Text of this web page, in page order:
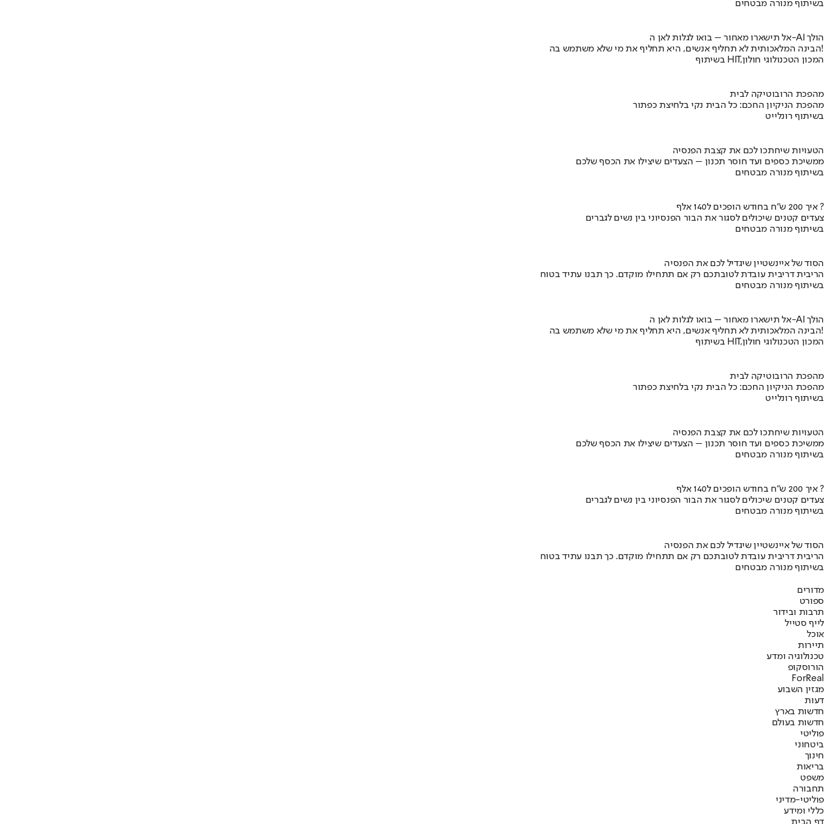
בשיתוף מנורה מבטחים
אל תישארו מאחור – בואו לגלות לאן ה-AI הולך
הבינה המלאכותית לא תחליף אנשים, היא תחליף את מי שלא משתמש בה!
בשיתוף HIT,המכון הטכנולוגי חולון
מהפכת הרובוטיקה לבית
מהפכת הניקיון החכם: כל הבית נקי בלחיצת כפתור
בשיתוף רונלייט
הטעויות שיחתכו לכם את קצבת הפנסיה
ממשיכת כספים ועד חוסר תכנון – הצעדים שיצילו את הכסף שלכם
בשיתוף מנורה מבטחים
איך 200 ש"ח בחודש הופכים ל140 אלף ?
צעדים קטנים שיכולים לסגור את הבור הפנסיוני בין נשים לגברים
בשיתוף מנורה מבטחים
הסוד של איינשטיין שיגדיל לכם את הפנסיה
הריבית דריבית עובדת לטובתכם רק אם תתחילו מוקדם. כך תבנו עתיד בטוח
בשיתוף מנורה מבטחים
אל תישארו מאחור – בואו לגלות לאן ה-AI הולך
הבינה המלאכותית לא תחליף אנשים, היא תחליף את מי שלא משתמש בה!
בשיתוף HIT,המכון הטכנולוגי חולון
מהפכת הרובוטיקה לבית
מהפכת הניקיון החכם: כל הבית נקי בלחיצת כפתור
בשיתוף רונלייט
הטעויות שיחתכו לכם את קצבת הפנסיה
ממשיכת כספים ועד חוסר תכנון – הצעדים שיצילו את הכסף שלכם
בשיתוף מנורה מבטחים
איך 200 ש"ח בחודש הופכים ל140 אלף ?
צעדים קטנים שיכולים לסגור את הבור הפנסיוני בין נשים לגברים
בשיתוף מנורה מבטחים
הסוד של איינשטיין שיגדיל לכם את הפנסיה
הריבית דריבית עובדת לטובתכם רק אם תתחילו מוקדם. כך תבנו עתיד בטוח
בשיתוף מנורה מבטחים
מדורים
ספורט
תרבות ובידור
לייף סטייל
אוכל
תיירות
טכנולוגיה ומדע
הורוסקופ
ForReal
מגזין השבוע
דעות
חדשות בארץ
חדשות בעולם
פוליטי
ביטחוני
חינוך
בריאות
משפט
תחבורה
פוליטי-מדיני
כללי ומידע